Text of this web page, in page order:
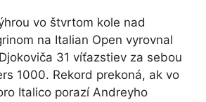
vo štvrtom kole nad
na Italian Open vyrovnal
31 víťazstiev za sebou
1000. Rekord prekoná, ak vo
Italico porazí Andreyho